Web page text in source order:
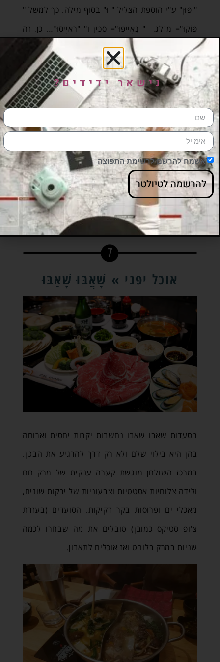
"יִפּוּן" ע"י הוספת הצליל " וּ" בסוף מילה. כך למשל "
פּוֹקוּ"= מזלג, " נָאְייפוּ"= סכין ו" "ראיְיסוּ"… כן, זה
אורז.
הקארי הגיע ליפן, כמו לשאר העולם, מהודו ועבר
"איזרוח" שכלל שינוי סוג האורז, שינוי מרקם הרוטב
ותיבול שונה לחלוטין. יש מזללות רבות שמגישות
קארי רייסו, פעמים רבות עם תוספת שניצל מקומי
ואף מעניקות מנה חינם ופרסום בעלון מיוחד
ללקוחות שמצליחים לדחוס מעל קילו של המנה
המשונה הזאת.
אוכל יפני » שָׁאֲבּוּ שָׁאַבּוּ
מסעדות שאבו שאבו נחשבות יקרות יחסית וארוחה
בהן היא בילוי שלם ולא רק דרך להרגיע את הבטן.
במרכז השולחן מוגשת קערה ענקית של מרק חם
ולידה צלוחיות אסטטיות וצבעוניות של ירקות שונים,
מאכלי ים ופרוסות בקר דקיקות. הסועדים (בעזרת
צ'ופ סטיקס כמובן) טובלים את מה שבחרו לכמה
שניות במרק בלוהט ואז אוכלים לתאבון.
נישאר ידידים?
אשמח להרשם לרשימת התפוצה
להרשמה לטיולטר